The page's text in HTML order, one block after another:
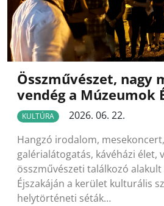
Összművészet, nagy
vendég a Múzeumok
KULTÚRA
2026. 06. 22.
Hangzó irodalom,
galérialátogatás, kávéházi élet,
összművészeti találkozó
Éjszakáján a kerület kulturális
helytörténeti séták…